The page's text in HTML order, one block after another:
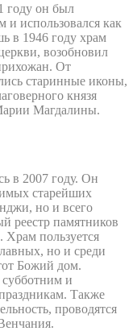
году он был
и использовался как
в 1946 году храм
возобновил
От
старинные иконы,
князя
Магдалины.
в 2007 году. Он
старейших
но и всего
реестр памятников
Храм пользуется
но и среди
Божий дом.
и
Также
проводятся